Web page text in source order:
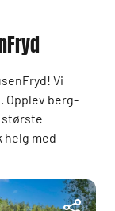
Vi
Opplev berg-
største
helg med